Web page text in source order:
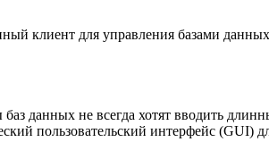
клиент для управления базами
данных не всегда хотят вводить
пользовательский интерфейс